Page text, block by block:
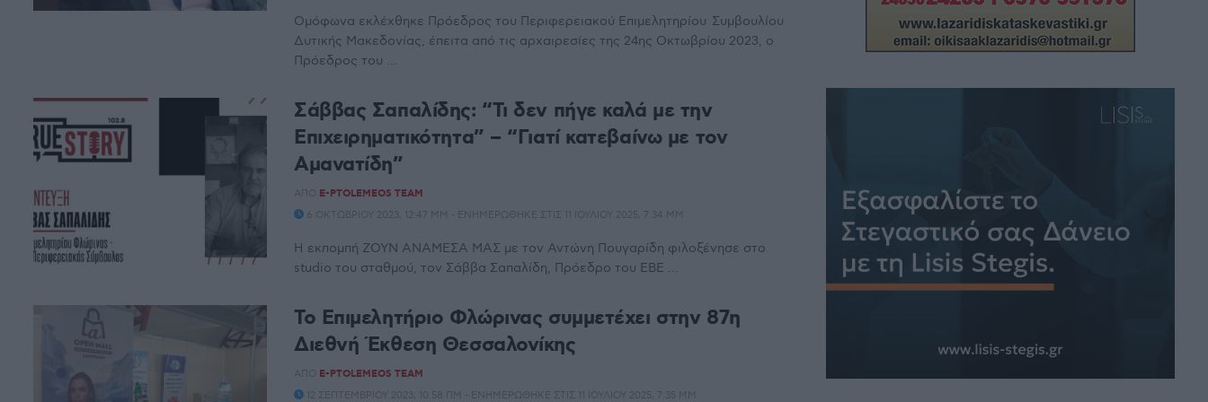
Ομόφωνα εκλέχθηκε Πρόεδρος του Περιφερειακού Επιμελητηρίου Συμβουλίου
Δυτικής Μακεδονίας, έπειτα από τις αρχαιρεσίες της 24ης Οκτωβρίου 2023, ο
Πρόεδρος του ...
Σάββας Σαπαλίδης: “Τι δεν πήγε καλά με την
Επιχειρηματικότητα” – “Γιατί κατεβαίνω με τον
Αμανατίδη”
ΑΠΌ E-PTOLEMEOS TEAM
6 ΟΚΤΩΒΡΊΟΥ 2023, 12:47 ΜΜ - ΕΝΗΜΕΡΏΘΗΚΕ ΣΤΙΣ 11 ΙΟΥΛΊΟΥ 2025, 7:34 ΜΜ
Η εκπομπή ΖΟΥΝ ΑΝΑΜΕΣΑ ΜΑΣ με τον Αντώνη Πουγαρίδη φιλοξένησε στο
studio του σταθμού, τον Σάββα Σαπαλίδη, Πρόεδρο του ΕΒΕ ...
Το Επιμελητήριο Φλώρινας συμμετέχει στην 87η
Διεθνή Έκθεση Θεσσαλονίκης
ΑΠΌ E-PTOLEMEOS TEAM
12 ΣΕΠΤΕΜΒΡΊΟΥ 2023, 10:58 ΠΜ - ΕΝΗΜΕΡΏΘΗΚΕ ΣΤΙΣ 11 ΙΟΥΛΊΟΥ 2025, 7:35 ΜΜ